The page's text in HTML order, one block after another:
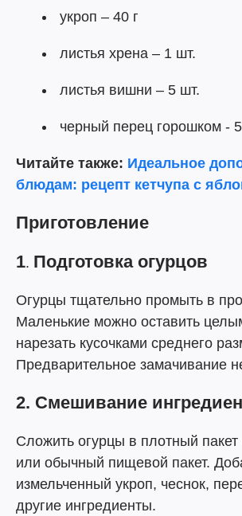
укроп – 40 г
листья хрена – 1 шт.
листья вишни – 5 шт.
черный перец горошком - 5
Читайте также: Идеальное
блюдам: рецепт кетчупа с
Приготовление
1. Подготовка огурцов
Огурцы тщательно промыть в
Маленькие можно оставить
нарезать кусочками среднего
Предварительное замачивание
2. Смешивание
Сложить огурцы в плотный пакет
или обычный пищевой пакет.
измельченный укроп, чеснок,
другие ингредиенты.